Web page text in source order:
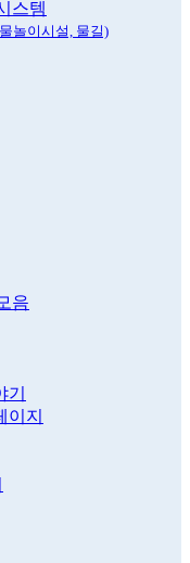
스템
놀이시설, 물길)
음
이지